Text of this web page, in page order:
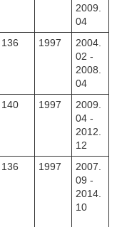
2009.
04
136 1997
2004.
02 -
2008.
04
140 1997
2009.
04 -
2012.
12
136 1997
2007.
09 -
2014.
10